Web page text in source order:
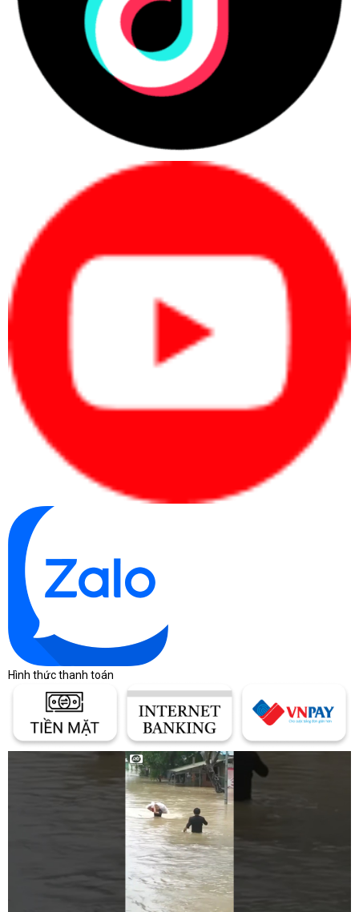
Công ty Cổ phần Vật tư và Thiết bị văn phòng CDC
Trụ sở chính: C18, Lô 9, KĐTM. Định Công, P. Định Công, Q. Hoàng
Mai, TP. Hà Nội
CN.HCM: 51/1 Giải Phóng, Phường 4, Quận Tân Bình, TP Hồ Chí
Minh
https://www.facebook.com/maytinhcdc.vn/
Hình thức thanh toán